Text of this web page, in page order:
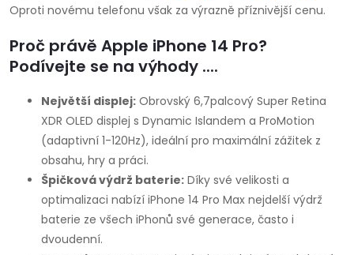
Oproti novému telefonu však za výrazně příznivější cenu.
Proč právě Apple iPhone 14 Pro?
Podívejte se na výhody ....
Největší displej: Obrovský 6,7palcový Super Retina
XDR OLED displej s Dynamic Islandem a ProMotion
(adaptivní 1-120Hz), ideální pro maximální zážitek z
obsahu, hry a práci.
Špičková výdrž baterie: Díky své velikosti a
optimalizaci nabízí iPhone 14 Pro Max nejdelší výdrž
baterie ze všech iPhonů své generace, často i
dvoudenní.